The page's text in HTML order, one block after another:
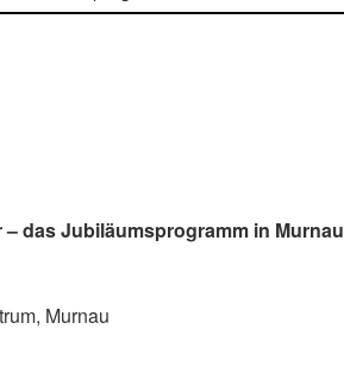
– das Jubiläumsprogramm in Murnau
Murnau